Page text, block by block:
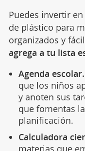
Puedes invertir
de plástico para
organizados y
agrega a tu lista
Agenda escolar.
que los niños
y anoten sus
que fomentas
planificación.
Calculadora